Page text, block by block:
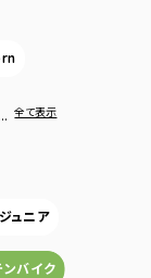
… 全て表示
ュニア
ンバイク